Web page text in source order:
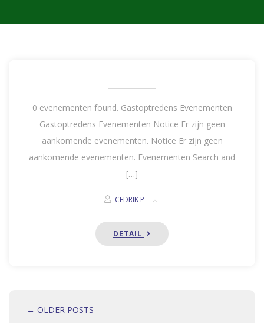
0 evenementen found. Gastoptredens Evenementen
Gastoptredens Evenementen Notice Er zijn geen
aankomende evenementen. Notice Er zijn geen
aankomende evenementen. Evenementen Search and
[…]
CEDRIK P
DETAIL
← OLDER POSTS